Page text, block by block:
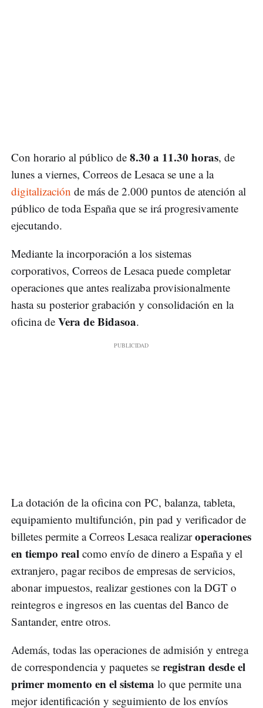
Con horario al público de 8.30 a 11.30 horas, de
lunes a viernes, Correos de Lesaca se une a la
digitalización de más de 2.000 puntos de atención al
público de toda España que se irá progresivamente
ejecutando.
Mediante la incorporación a los sistemas
corporativos, Correos de Lesaca puede completar
operaciones que antes realizaba provisionalmente
hasta su posterior grabación y consolidación en la
oficina de Vera de Bidasoa.
La dotación de la oficina con PC, balanza, tableta,
equipamiento multifunción, pin pad y verificador de
billetes permite a Correos Lesaca realizaroperaciones
en tiempo real como envío de dinero a España y el
extranjero, pagar recibos de empresas de servicios,
abonar impuestos, realizar gestiones con la DGT o
reintegros e ingresos en las cuentas del Banco de
Santander, entre otros.
Además, todas las operaciones de admisión y entrega
de correspondencia y paquetes se registran desde el
primer momento en el sistema lo que permite una
mejor identificación y seguimiento de los envíos